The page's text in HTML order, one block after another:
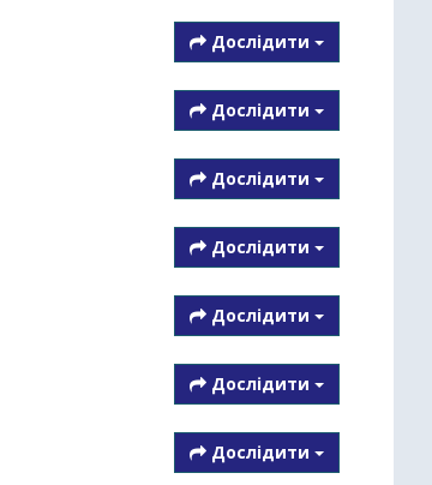
Дослідити
Дослідити
Дослідити
Дослідити
Дослідити
Дослідити
Дослідити